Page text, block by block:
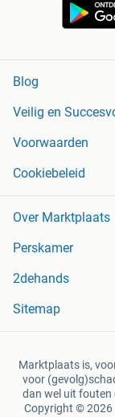
Blog
Veilig en
Voorwaarden
Cookiebeleid
Over Marktplaats
Perskamer
2dehands
Sitemap
Marktplaats is,
voor
dan wel uit fouten
Copyright © 2026